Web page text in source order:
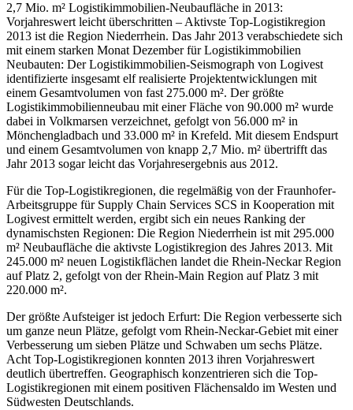
2,7 Mio. m² Logistikimmobilien-Neubaufläche in 2013:
Vorjahreswert leicht überschritten – Aktivste Top-Logistikregion
2013 ist die Region Niederrhein. Das Jahr 2013 verabschiedete sich
mit einem starken Monat Dezember für Logistikimmobilien
Neubauten: Der Logistikimmobilien-Seismograph von Logivest
identifizierte insgesamt elf realisierte Projektentwicklungen mit
einem Gesamtvolumen von fast 275.000 m². Der größte
Logistikimmobilienneubau mit einer Fläche von 90.000 m² wurde
dabei in Volkmarsen verzeichnet, gefolgt von 56.000 m² in
Mönchengladbach und 33.000 m² in Krefeld. Mit diesem Endspurt
und einem Gesamtvolumen von knapp 2,7 Mio. m² übertrifft das
Jahr 2013 sogar leicht das Vorjahresergebnis aus 2012.
Für die Top-Logistikregionen, die regelmäßig von der Fraunhofer-
Arbeitsgruppe für Supply Chain Services SCS in Kooperation mit
Logivest ermittelt werden, ergibt sich ein neues Ranking der
dynamischsten Regionen: Die Region Niederrhein ist mit 295.000
m² Neubaufläche die aktivste Logistikregion des Jahres 2013. Mit
245.000 m² neuen Logistikflächen landet die Rhein-Neckar Region
auf Platz 2, gefolgt von der Rhein-Main Region auf Platz 3 mit
220.000 m².
Der größte Aufsteiger ist jedoch Erfurt: Die Region verbesserte sich
um ganze neun Plätze, gefolgt vom Rhein-Neckar-Gebiet mit einer
Verbesserung um sieben Plätze und Schwaben um sechs Plätze.
Acht Top-Logistikregionen konnten 2013 ihren Vorjahreswert
deutlich übertreffen. Geographisch konzentrieren sich die Top-
Logistikregionen mit einem positiven Flächensaldo im Westen und
Südwesten Deutschlands.